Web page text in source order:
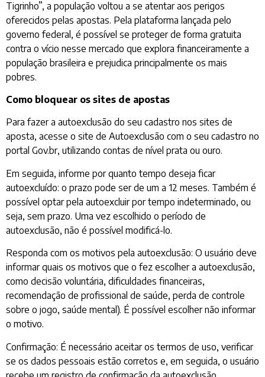
Tigrinho”, a população voltou a se atentar aos perigos
oferecidos pelas apostas. Pela plataforma lançada pelo
governo federal, é possível se proteger de forma gratuita
contra o vício nesse mercado que explora financeiramente a
população brasileira e prejudica principalmente os mais
pobres.
Como bloquear os sites de apostas
Para fazer a autoexclusão do seu cadastro nos sites de
aposta, acesse o site de Autoexclusão com o seu cadastro no
portal Gov.br, utilizando contas de nível prata ou ouro.
Em seguida, informe por quanto tempo deseja ficar
autoexcluído: o prazo pode ser de um a 12 meses. Também é
possível optar pela autoexcluir por tempo indeterminado, ou
seja, sem prazo. Uma vez escolhido o período de
autoexclusão, não é possível modificá-lo.
Responda com os motivos pela autoexclusão: O usuário deve
informar quais os motivos que o fez escolher a autoexclusão,
como decisão voluntária, dificuldades financeiras,
recomendação de profissional de saúde, perda de controle
sobre o jogo, saúde mental). É possível escolher não informar
o motivo.
Confirmação: É necessário aceitar os termos de uso, verificar
se os dados pessoais estão corretos e, em seguida, o usuário